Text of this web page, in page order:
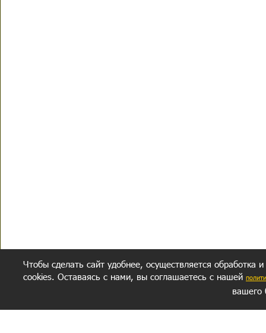
Чтобы сделать сайт удобнее, осуществляется обработка
cookies. Оставаясь с нами, вы соглашаетесь с нашей
вашего